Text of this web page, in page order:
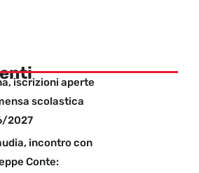
iscrizioni aperte
scolastica
2027
incontro con
Conte: